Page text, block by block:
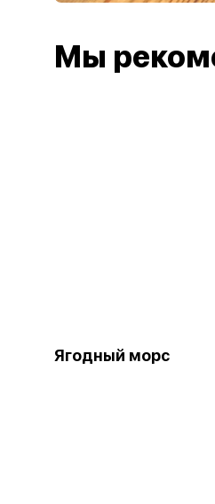
Мы
Ягодный морс